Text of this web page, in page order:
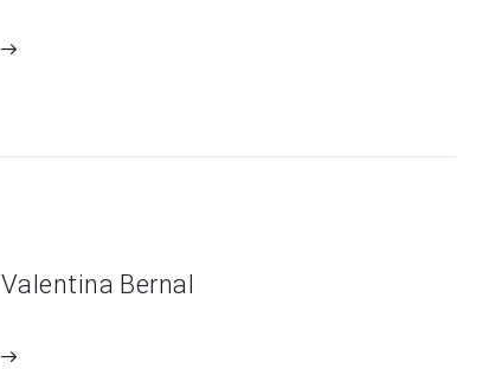
Valentina Bernal